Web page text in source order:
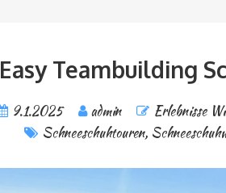
Easy Teambuilding
9.1.2025 admin Erlebnisse
Schneeschuhtouren,